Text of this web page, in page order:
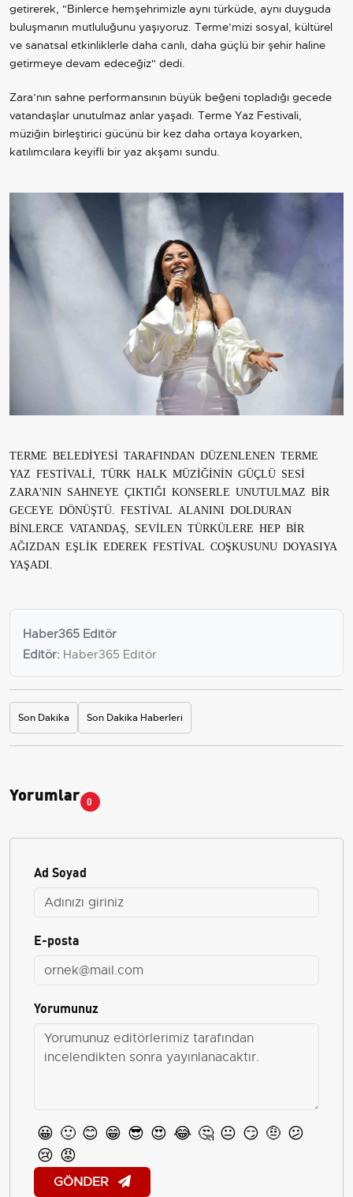
getirerek, "Binlerce hemşehrimizle aynı türküde, aynı duyguda
buluşmanın mutluluğunu yaşıyoruz. Terme’mizi sosyal, kültürel
ve sanatsal etkinliklerle daha canlı, daha güçlü bir şehir haline
getirmeye devam edeceğiz" dedi.
Zara’nın sahne performansının büyük beğeni topladığı gecede
vatandaşlar unutulmaz anlar yaşadı. Terme Yaz Festivali,
müziğin birleştirici gücünü bir kez daha ortaya koyarken,
katılımcılara keyifli bir yaz akşamı sundu.
TERME BELEDİYESİ TARAFINDAN DÜZENLENEN TERME
YAZ FESTİVALİ, TÜRK HALK MÜZİĞİNİN GÜÇLÜ SESİ
ZARA'NIN SAHNEYE ÇIKTIĞI KONSERLE UNUTULMAZ BİR
GECEYE DÖNÜŞTÜ. FESTİVAL ALANINI DOLDURAN
BİNLERCE VATANDAŞ, SEVİLEN TÜRKÜLERE HEP BİR
AĞIZDAN EŞLİK EDEREK FESTİVAL COŞKUSUNU DOYASIYA
YAŞADI.
Haber365 Editör
Editör: Haber365 Editör
Son Dakika Son Dakika Haberleri
Yorumlar 0
Ad Soyad
E-posta
Yorumunuz
😀 🙂 😊 😁 😎 😍 😂 🤔 😐 😏 🤨 😕
😢 😡
GÖNDER